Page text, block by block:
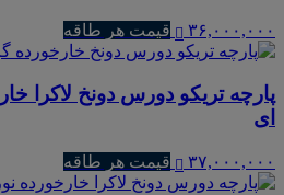
۳۶,۰۰۰,۰۰۰ قیمت هر طاقه
پارچه تریکو دورس دونخ لاکرا
ای
۳۷,۰۰۰,۰۰۰ قیمت هر طاقه